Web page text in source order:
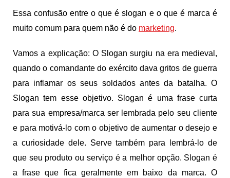
Essa confusão entre o que é slogan e o que é marca é
muito comum para quem não é do marketing.
Vamos a explicação: O Slogan surgiu na era medieval,
quando o comandante do exército dava gritos de guerra
para inflamar os seus soldados antes da batalha. O
Slogan tem esse objetivo. Slogan é uma frase curta
para sua empresa/marca ser lembrada pelo seu cliente
e para motivá-lo com o objetivo de aumentar o desejo e
a curiosidade dele. Serve também para lembrá-lo de
que seu produto ou serviço é a melhor opção. Slogan é
a frase que fica geralmente em baixo da marca. O